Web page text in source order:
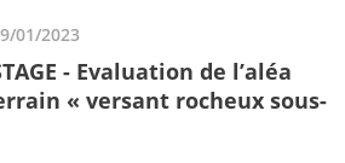
01/2023
- Evaluation de l’aléa
« versant rocheux sous-